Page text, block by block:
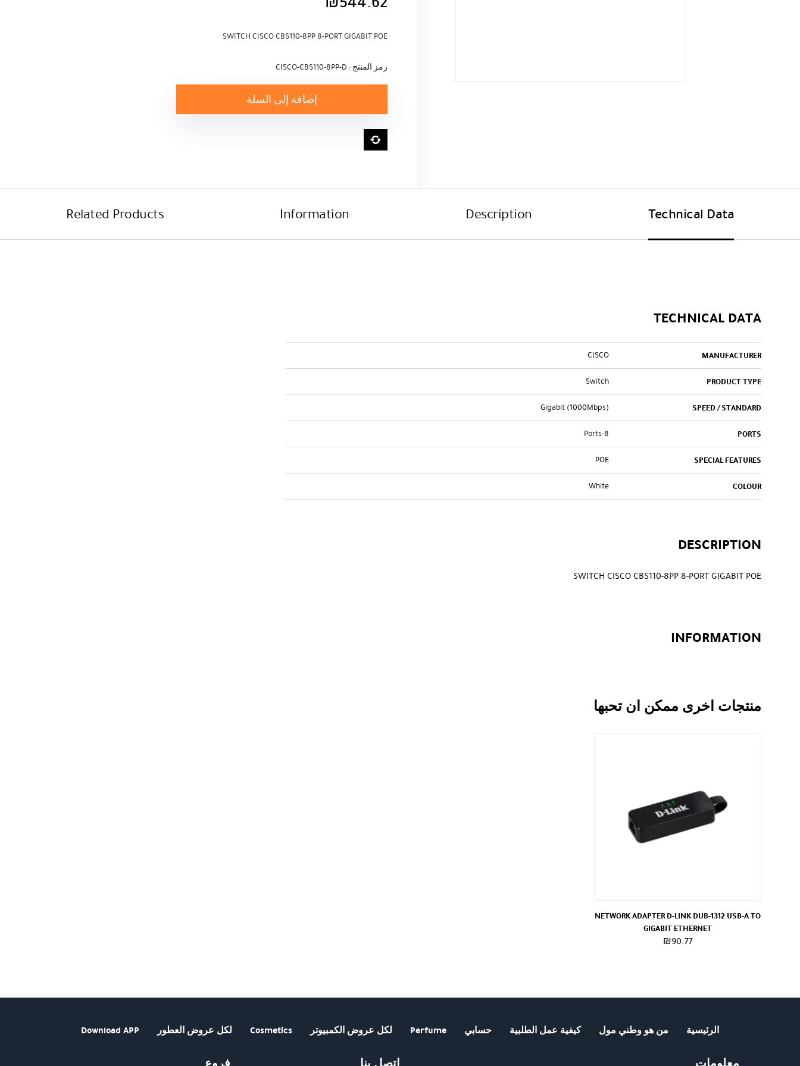
SWITCH CISCO CBS110-8PP 8-PORT GIGABIT POE
رمز المنتج : CISCO-CBS110-8PP-D
إضافة إلى السلة
Technical Data
Description
Information
Related Products
TECHNICAL DATA
MANUFACTURER
CISCO
PRODUCT TYPE
Switch
SPEED / STANDARD
Gigabit (1000Mbps)
PORTS
8-Ports
SPECIAL FEATURES
POE
COLOUR
White
DESCRIPTION
SWITCH CISCO CBS110-8PP 8-PORT GIGABIT POE
INFORMATION
منتجات اخرى ممكن ان تحبها
NETWORK ADAPTER D-LINK DUB-1312 USB-A TO
GIGABIT ETHERNET
₪90.77
الرئيسية من هو وطني مول كيفية عمل الطلبية حسابي Perfume لكل عروض الكمبيوتر Cosmetics لكل عروض العطور Download APP